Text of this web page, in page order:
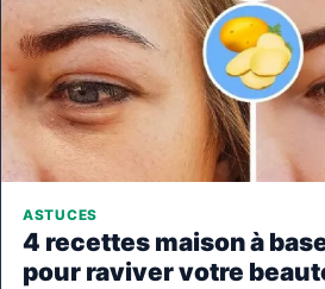
ASTUCES
4 recettes maison à
pour raviver votre